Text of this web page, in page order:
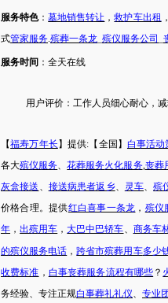
服务特色：墓地销售转让 ，救护车出租 ，
式管家服务 殡葬一条龙 殡仪服务公司
服务时间 ： 全天在线
用户评价： 工作人员细心耐心，
【福寿万年长】提供:【全国】 白事活动
各大殡仪服务 、花葬服务火化服务, 丧葬
灰盒接送
接送病患者返乡、 灵车 、殡
价格合理。提供红白喜事一条龙 ， 殡仪
年 ，出殡用车 ，大巴中巴轿车 商务车
的殡仪服务电话 ，跨省市殡葬用车多少
收费标准 ， 白事丧葬服务流程有哪些 ？
务经验、专注正规白事葬礼礼仪 专业